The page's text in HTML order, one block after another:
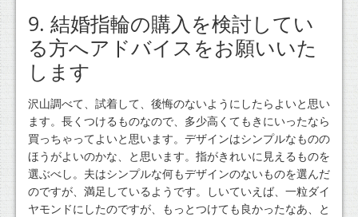
9. 結婚指輪の購入を検討してい
る方へアドバイスをお願いいた
します
沢山調べて、試着して、後悔のないようにしたらよいと思い
ます。長くつけるものなので、多少高くてもきにいったなら
買っちゃってよいと思います。デザインはシンプルなものの
ほうがよいのかな、と思います。指がきれいに見えるものを
選ぶべし。夫はシンプルな何もデザインのないものを選んだ
のですが、満足しているようです。しいていえば、一粒ダイ
ヤモンドにしたのですが、もっとつけても良かったなあ、と